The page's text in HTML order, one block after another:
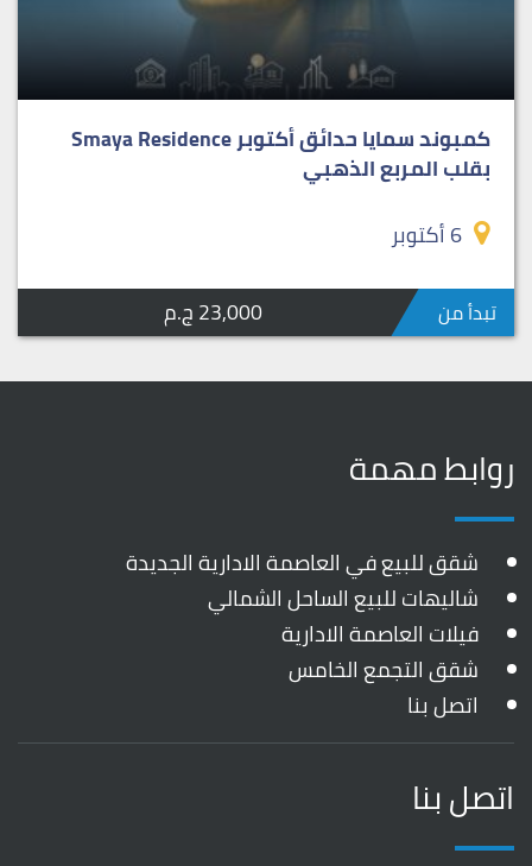
كمبوند سمايا حدائق أكتوبر Smaya Residence
بقلب المربع الذهبي
6 أكتوبر
تبدأ من 23,000 ج.م
روابط مهمة
شقق للبيع في العاصمة الادارية الجديدة
شاليهات للبيع الساحل الشمالي
فيلات العاصمة الادارية
شقق التجمع الخامس
اتصل بنا
اتصل بنا